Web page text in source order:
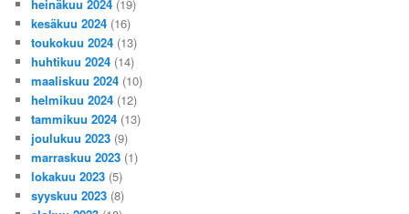
heinäkuu 2024 (19)
kesäkuu 2024 (16)
toukokuu 2024 (13)
huhtikuu 2024 (14)
maaliskuu 2024 (10)
helmikuu 2024 (12)
tammikuu 2024 (13)
joulukuu 2023 (9)
marraskuu 2023 (1)
lokakuu 2023 (5)
syyskuu 2023 (8)